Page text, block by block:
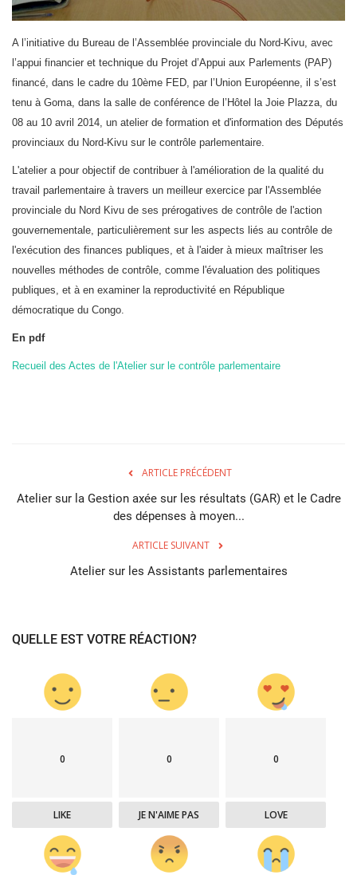
A l’initiative du Bureau de l’Assemblée provinciale du Nord-Kivu, avec
l’appui financier et technique du Projet d’Appui aux Parlements (PAP)
financé, dans le cadre du 10ème FED, par l’Union Européenne, il s’est
tenu à Goma, dans la salle de conférence de l’Hôtel la Joie Plazza, du
08 au 10 avril 2014, un atelier de formation et d'information des Députés
provinciaux du Nord-Kivu sur le contrôle parlementaire.
L'atelier a pour objectif de contribuer à l'amélioration de la qualité du
travail parlementaire à travers un meilleur exercice par l'Assemblée
provinciale du Nord Kivu de ses prérogatives de contrôle de l'action
gouvernementale, particulièrement sur les aspects liés au contrôle de
l'exécution des finances publiques, et à l'aider à mieux maîtriser les
nouvelles méthodes de contrôle, comme l'évaluation des politiques
publiques, et à en examiner la reproductivité en République
démocratique du Congo.
En pdf
Recueil des Actes de l'Atelier sur le contrôle parlementaire
ARTICLE PRÉCÉDENT
Atelier sur la Gestion axée sur les résultats (GAR) et le Cadre
des dépenses à moyen...
ARTICLE SUIVANT
Atelier sur les Assistants parlementaires
QUELLE EST VOTRE RÉACTION?
0
LIKE
0
JE N'AIME PAS
0
LOVE